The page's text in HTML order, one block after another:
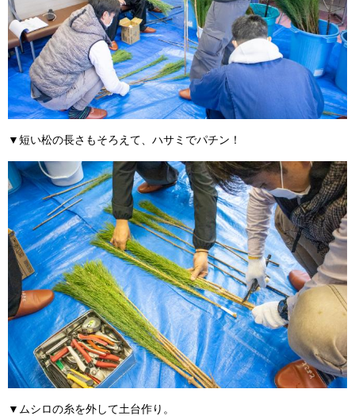
▼短い松の長さもそろえて、ハサミでパチン！
▼ムシロの糸を外して土台作り。